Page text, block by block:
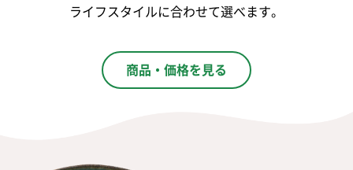
ライフスタイルに合わせて選べます。
商品・価格を見る